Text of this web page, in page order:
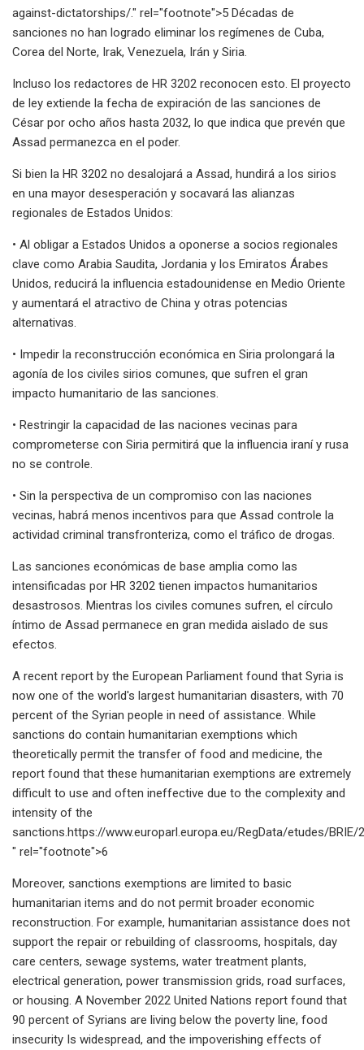
against-dictatorships/." rel="footnote">5 Décadas de
sanciones no han logrado eliminar los regímenes de Cuba,
Corea del Norte, Irak, Venezuela, Irán y Siria.
Incluso los redactores de HR 3202 reconocen esto. El proyecto
de ley extiende la fecha de expiración de las sanciones de
César por ocho años hasta 2032, lo que indica que prevén que
Assad permanezca en el poder.
Si bien la HR 3202 no desalojará a Assad, hundirá a los sirios
en una mayor desesperación y socavará las alianzas
regionales de Estados Unidos:
• Al obligar a Estados Unidos a oponerse a socios regionales
clave como Arabia Saudita, Jordania y los Emiratos Árabes
Unidos, reducirá la influencia estadounidense en Medio Oriente
y aumentará el atractivo de China y otras potencias
alternativas.
• Impedir la reconstrucción económica en Siria prolongará la
agonía de los civiles sirios comunes, que sufren el gran
impacto humanitario de las sanciones.
• Restringir la capacidad de las naciones vecinas para
comprometerse con Siria permitirá que la influencia iraní y rusa
no se controle.
• Sin la perspectiva de un compromiso con las naciones
vecinas, habrá menos incentivos para que Assad controle la
actividad criminal transfronteriza, como el tráfico de drogas.
Las sanciones económicas de base amplia como las
intensificadas por HR 3202 tienen impactos humanitarios
desastrosos. Mientras los civiles comunes sufren, el círculo
íntimo de Assad permanece en gran medida aislado de sus
efectos.
A recent report by the European Parliament found that Syria is
now one of the world's largest humanitarian disasters, with 70
percent of the Syrian people in need of assistance. While
sanctions do contain humanitarian exemptions which
theoretically permit the transfer of food and medicine, the
report found that these humanitarian exemptions are extremely
difficult to use and often ineffective due to the complexity and
intensity of the
sanctions.https://www.europarl.europa.eu/RegData/etudes/BRIE/
" rel="footnote">6
Moreover, sanctions exemptions are limited to basic
humanitarian items and do not permit broader economic
reconstruction. For example, humanitarian assistance does not
support the repair or rebuilding of classrooms, hospitals, day
care centers, sewage systems, water treatment plants,
electrical generation, power transmission grids, road surfaces,
or housing. A November 2022 United Nations report found that
90 percent of Syrians are living below the poverty line, food
insecurity Is widespread, and the impoverishing effects of